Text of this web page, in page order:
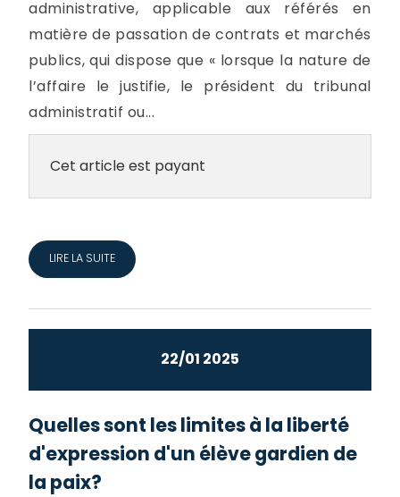
administrative, applicable aux référés en
matière de passation de contrats et marchés
publics, qui dispose que « lorsque la nature de
l’affaire le justifie, le président du tribunal
administratif ou...
Cet article est payant
LIRE LA SUITE
22/01 2025
Quelles sont les limites à la liberté
d'expression d'un élève gardien de
la paix?